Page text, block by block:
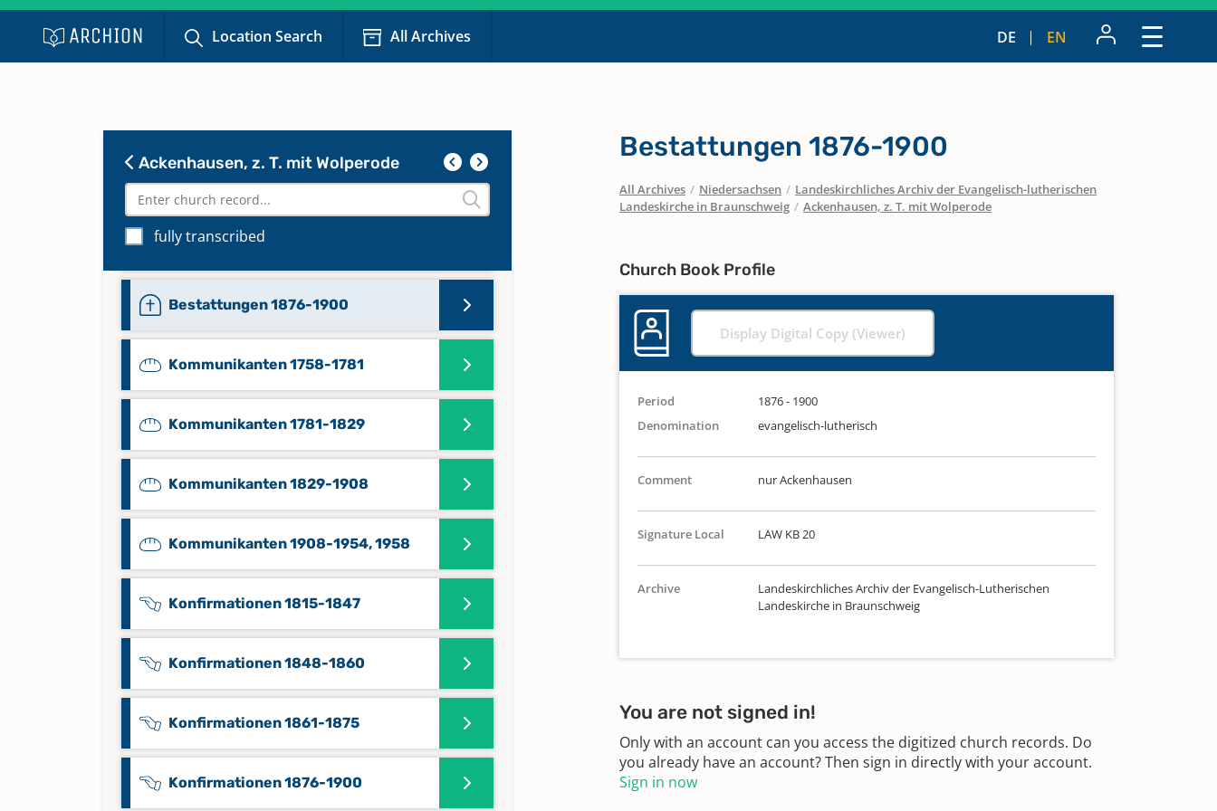
Location Search All Archives DE EN
Ackenhausen, z. T. mit Wolperode
fully transcribed
Bestattungen 1848-1860
Bestattungen 1861-1875
Bestattungen 1876-1900
Kommunikanten 1758-1781
Kommunikanten 1781-1829
Kommunikanten 1829-1908
Kommunikanten 1908-1954, 1958
Konfirmationen 1815-1847
Konfirmationen 1848-1860
Konfirmationen 1861-1875
Konfirmationen 1876-1900
Bestattungen 1876-1900
All Archives / Niedersachsen / Landeskirchliches Archiv der Evangelisch-lutherischen
Landeskirche in Braunschweig / Ackenhausen, z. T. mit Wolperode
Church Book Profile
Display Digital Copy (Viewer)
Period
1876 - 1900
Denomination
evangelisch-lutherisch
Comment nur Ackenhausen
Signature Local LAW KB 20
Archive
Landeskirchliches Archiv der Evangelisch-Lutherischen
Landeskirche in Braunschweig
You are not signed in!
Only with an account can you access the digitized church records. Do
you already have an account? Then sign in directly with your account.
Sign in now